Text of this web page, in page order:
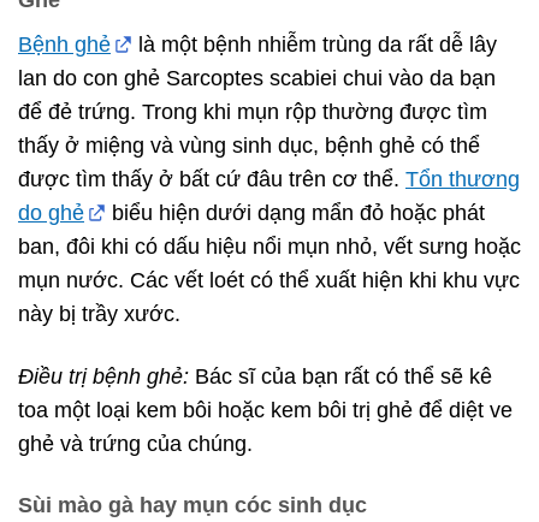
Bệnh ghẻ
là một bệnh nhiễm trùng da rất dễ lây
lan do con ghẻ Sarcoptes scabiei chui vào da bạn
để đẻ trứng. Trong khi mụn rộp thường được tìm
thấy ở miệng và vùng sinh dục, bệnh ghẻ có thể
được tìm thấy ở bất cứ đâu trên cơ thể. Tổn thương
do ghẻ
biểu hiện dưới dạng mẩn đỏ hoặc phát
ban, đôi khi có dấu hiệu nổi mụn nhỏ, vết sưng hoặc
mụn nước. Các vết loét có thể xuất hiện khi khu vực
này bị trầy xước.
Điều trị bệnh ghẻ: Bác sĩ của bạn rất có thể sẽ kê
toa một loại kem bôi hoặc kem bôi trị ghẻ để diệt ve
ghẻ và trứng của chúng.
Sùi mào gà hay mụn cóc sinh dục